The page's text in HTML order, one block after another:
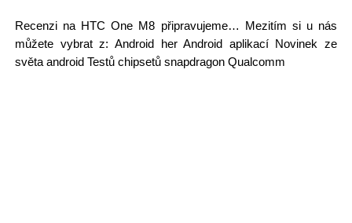
Recenzi na HTC One M8 připravujeme… Mezitím si u nás
můžete vybrat z: Android her Android aplikací Novinek ze
světa android Testů chipsetů snapdragon Qualcomm